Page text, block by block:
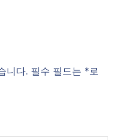
니다. 필수 필드는 * 로